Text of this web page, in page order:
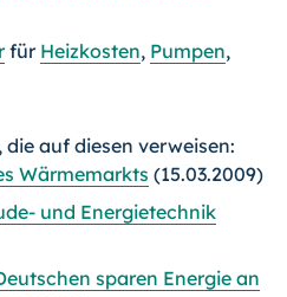
für Heizkosten, Pumpen,
auf diesen verweisen:
Wärmemarkts (15.03.2009)
und Energietechnik
sparen Energie an